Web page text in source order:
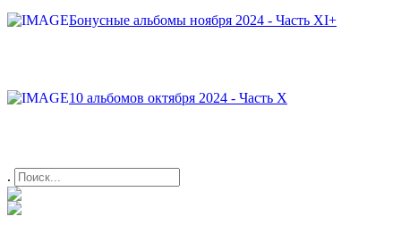
Бонусные альбомы ноября 2024 - Часть XI+
10 альбомов октября 2024 - Часть X
.